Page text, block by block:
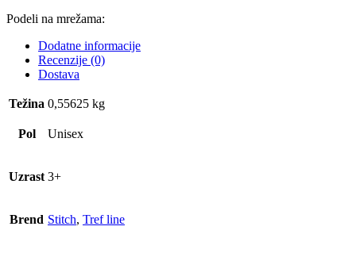
Podeli na mrežama:
Dodatne informacije
Recenzije (0)
Dostava
Težina 0,55625 kg
Pol Unisex
Uzrast 3+
Brend Stitch, Tref line